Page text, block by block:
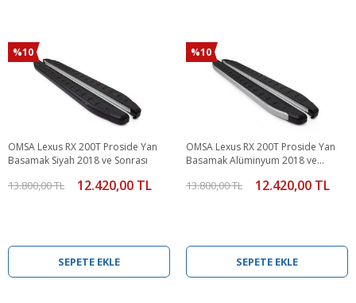
%10
OMSA Lexus RX 200T Proside Yan
Basamak Siyah 2018 ve Sonrası
13.800,00 TL 12.420,00 TL
SEPETE EKLE
%10
OMSA Lexus RX 200T Proside Yan
Basamak Alüminyum 2018 ve
13.800,00 TL 12.420,00 TL
SEPETE EKLE